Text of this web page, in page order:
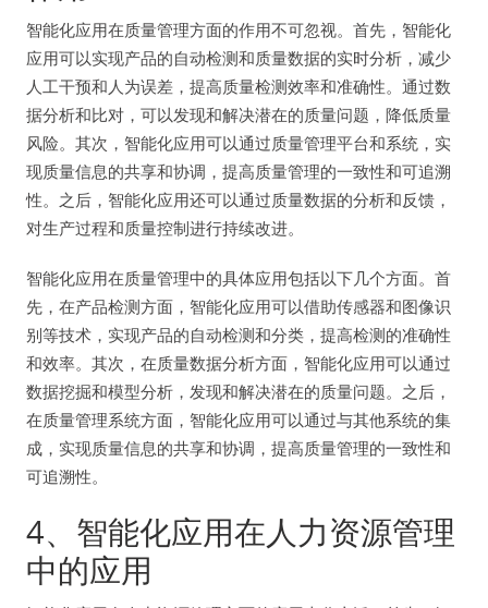
智能化应用在质量管理方面的作用不可忽视。首先，智能化
应用可以实现产品的自动检测和质量数据的实时分析，减少
人工干预和人为误差，提高质量检测效率和准确性。通过数
据分析和比对，可以发现和解决潜在的质量问题，降低质量
风险。其次，智能化应用可以通过质量管理平台和系统，实
现质量信息的共享和协调，提高质量管理的一致性和可追溯
性。之后，智能化应用还可以通过质量数据的分析和反馈，
对生产过程和质量控制进行持续改进。
智能化应用在质量管理中的具体应用包括以下几个方面。首
先，在产品检测方面，智能化应用可以借助传感器和图像识
别等技术，实现产品的自动检测和分类，提高检测的准确性
和效率。其次，在质量数据分析方面，智能化应用可以通过
数据挖掘和模型分析，发现和解决潜在的质量问题。之后，
在质量管理系统方面，智能化应用可以通过与其他系统的集
成，实现质量信息的共享和协调，提高质量管理的一致性和
可追溯性。
4、智能化应用在人力资源管理
中的应用